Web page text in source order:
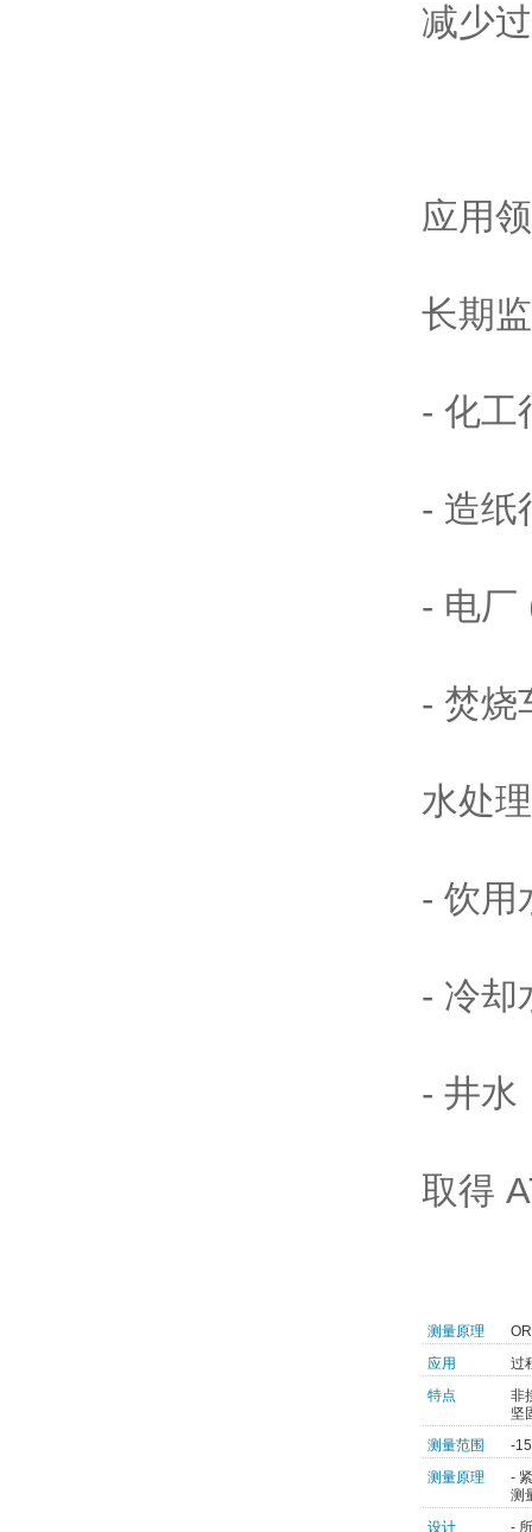
减少
应用
长期
- 化工
- 造纸
- 电厂
- 焚烧
水处
- 饮用
- 冷却
- 井水
取得
测量原理
应用
过
特点
非
坚
测量范围
-
测量原理
-
测
设计
-